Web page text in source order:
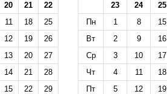
20 21
22
11 18
25
12 19
26
13 20
27
14 21
28
15 22
29
23 24 25
Пн
1 8 15
Вт
2 9 16
Ср
3 10 17
Чт
4 11 18
Пт
5 12 19